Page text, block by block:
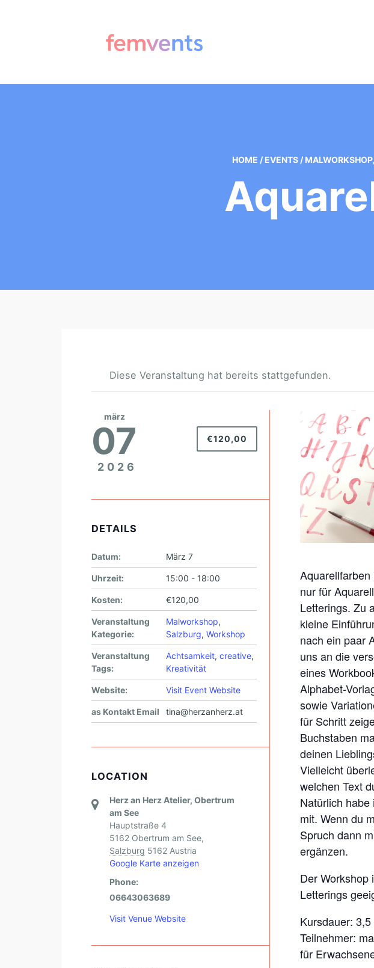
HOME / EVENTS / MALWORKSHOP,
Diese Veranstaltung hat bereits stattgefunden.
A
Q
U
A
R
E
L
L
E
T
T
E
R
I
N
G
nur für
Letterings. Zu
kleine
nach ein paar
uns an die
eines
Alphabet-
sowie
für Schritt
Buchstaben
deinen
Vielleicht
welchen Text
Natürlich
mit. Wenn du
Spruch dann
ergänzen.
Der Workshop
Letterings
Kursdauer:
Teilnehmer:
für
märz
07
2026
€120,00
DETAILS
Datum: März 7
Uhrzeit: 15:00 - 18:00
Kosten: €120,00
Veranstaltung
Kategorie:
Malworkshop,
Salzburg, Workshop
Veranstaltung
Tags:
Achtsamkeit, creative,
Kreativität
Website: Visit Event Website
as Kontakt Email tina@herzanherz.at
LOCATION
Herz an Herz Atelier, Obertrum
am See
Hauptstraße 4
5162 Obertrum am See,
Salzburg 5162 Austria
Google Karte anzeigen
Phone:
06643063689
Visit Venue Website